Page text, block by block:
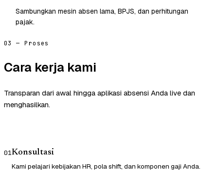
Sambungkan mesin absen lama, BPJS, dan perhitungan
pajak.
03 — Proses
Cara kerja kami
Transparan dari awal hingga aplikasi absensi Anda live dan
menghasilkan.
01Konsultasi
Kami pelajari kebijakan HR, pola shift, dan komponen gaji Anda.